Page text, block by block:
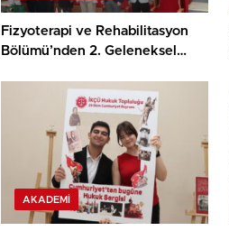
Fizyoterapi ve Rehabilitasyon
Bölümü’nden 2. Geleneksel
Söyleşisi ve Kranyosakral Töreni
AKADEMI